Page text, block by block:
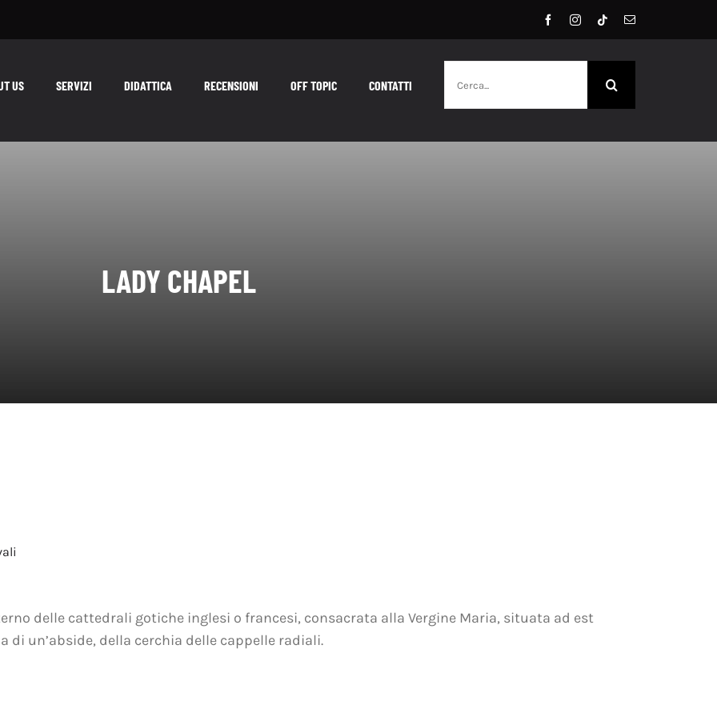
US SERVIZI DIDATTICA RECENSIONI OFF TOPIC CONTATTI
per:
LADY CHAPEL
delle cattedrali gotiche inglesi o francesi, consacrata alla Vergine Maria, situata ad est
di un’abside, della cerchia delle cappelle radiali.